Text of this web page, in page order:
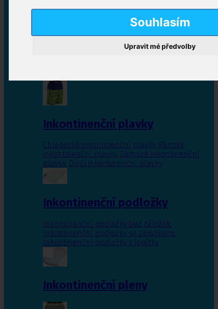
Souhlasím
Upravit mé předvolby
Inkontinenční vložky
Inkontinenční plavky
Chlapecké inkontinenční plavky, Pánské
inkontinenční plavky, Dámské inkontinenční
plavky, Dívčí inkontinenční plavky
Inkontinenční podložky
Inkontinenční podložky bez záložek,
Inkontinenční podložky se záložkami,
Inkontinenční podložky s lepítky
Inkontinenční pleny